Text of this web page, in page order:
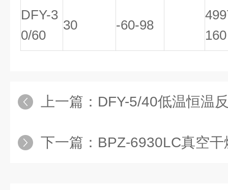
DFY-3
0/60
30 -60-98
160
上一篇： DFY-5/40低温恒温
下一篇： BPZ-6930LC真空